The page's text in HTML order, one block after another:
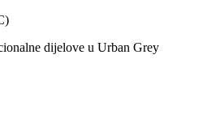
dijelove u Urban Grey